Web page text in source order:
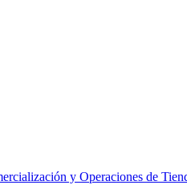
y Operaciones de